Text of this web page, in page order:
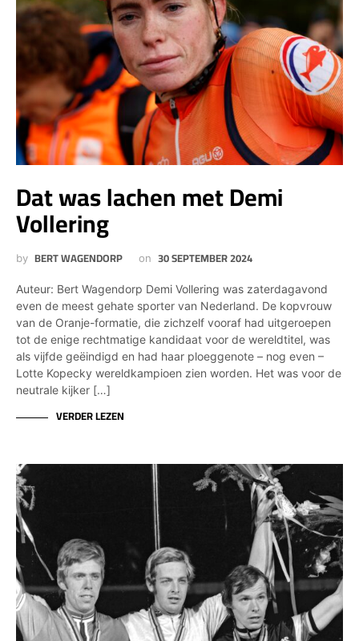
Dat was lachen met Demi
Vollering
by BERT WAGENDORP on 30 SEPTEMBER 2024
Auteur: Bert Wagendorp Demi Vollering was zaterdagavond
even de meest gehate sporter van Nederland. De kopvrouw
van de Oranje-formatie, die zichzelf vooraf had uitgeroepen
tot de enige rechtmatige kandidaat voor de wereldtitel, was
als vijfde geëindigd en had haar ploeggenote – nog even –
Lotte Kopecky wereldkampioen zien worden. Het was voor de
neutrale kijker […]
VERDER LEZEN